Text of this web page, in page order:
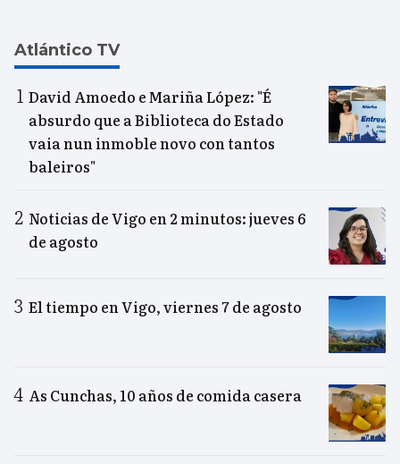
Atlántico TV
David Amoedo e Mariña López: "É
absurdo que a Biblioteca do Estado
vaia nun inmoble novo con tantos
baleiros"
Noticias de Vigo en 2 minutos: jueves 6
de agosto
El tiempo en Vigo, viernes 7 de agosto
As Cunchas, 10 años de comida casera